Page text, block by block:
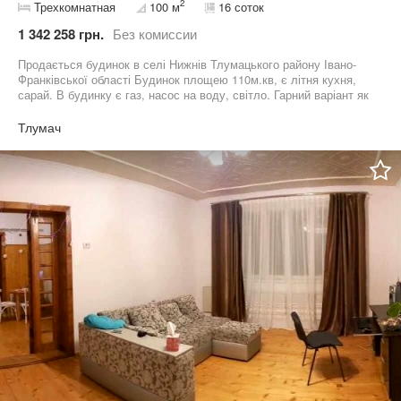
Трехкомнатная 100 м2 16 соток
1 342 258 грн. Без комиссии
Продається будинок в селі Нижнів Тлумацького району Івано-
Франківської області Будинок площею 110м.кв, є літня кухня,
сарай. В будинку є газ, насос на воду, світло. Гарний варіант як
ділянка коло будинку площею 16 сотих
Тлумач